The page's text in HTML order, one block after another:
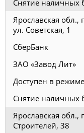
Снятие наличных
Ярославская обл.,
ул. Советская, 1
СберБанк
ЗАО «Завод Лит»
Доступен в
Снятие наличных
Ярославская обл.,
Строителей, 38